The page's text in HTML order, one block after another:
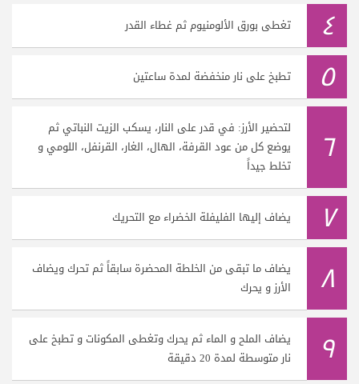
٤ تغطى بورق الألومنيوم ثم غطاء القدر
٥ تطبخ على نار منخفضة لمدة ساعتين
٦
لتحضير الأرز: في قدر على النار، يسكب الزيت النباتي ثم
يوضع كل من عود القرفة، الهال، الغار، القرنفل، اللومي و
تخلط جيداً
٧ يضاف إليها الفليفلة الخضراء مع التحريك
٨
يضاف ما تبقى من الخلطة المحضرة سابقاً ثم تحرك ويضاف
الأرز و يحرك
٩
يضاف الملح و الماء ثم يحرك وتغطى المكونات و تطبخ على
نار متوسطة لمدة 20 دقيقة